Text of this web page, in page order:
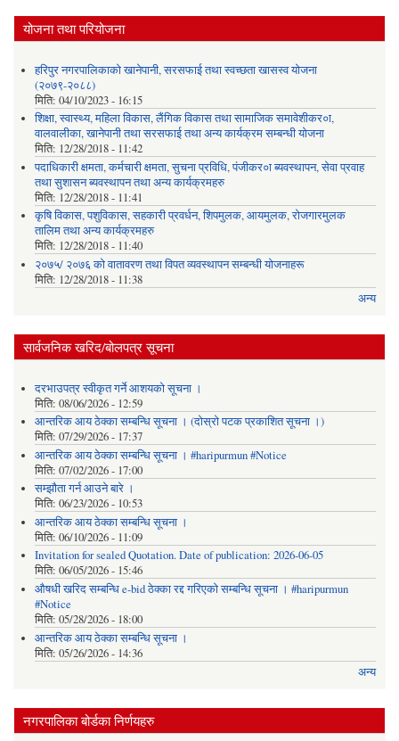
योजना तथा परियोजना
हरिपुर नगरपालिकाको खानेपानी, सरसफाई तथा स्वच्छता खासस्व योजना
(२०७९-२०८८)
मिति: 04/10/2023 - 16:15
शिक्षा, स्वास्थ्य, महिला विकास, लैंगिक विकास तथा सामाजिक समावेशीकर०ा,
वालवालीका, खानेपानी तथा सरसफाई तथा अन्य कार्यक्रम सम्बन्धी योजना
मिति: 12/28/2018 - 11:42
पदाधिकारी क्षमता, कर्मचारी क्षमता, सुचना प्रविधि, पंजीकर०ा ब्यवस्थापन, सेवा प्रवाह
तथा सुशासन ब्यवस्थापन तथा अन्य कार्यक्रमहरु
मिति: 12/28/2018 - 11:41
कृषि विकास, पशुविकास, सहकारी प्रवर्धन, शिपमुलक, आयमुलक, रोजगारमुलक
तालिम तथा अन्य कार्यक्रमहरु
मिति: 12/28/2018 - 11:40
२०७५/ २०७६ को वातावरण तथा विपत व्यवस्थापन सम्बन्धी योजनाहरू
मिति: 12/28/2018 - 11:38
अन्य
सार्वजनिक खरिद/बोलपत्र सूचना
दरभाउपत्र स्वीकृत गर्ने आशयको सूचना ।
मिति: 08/06/2026 - 12:59
आन्तरिक आय ठेक्का सम्बन्धि सूचना । (दोस्रो पटक प्रकाशित सूचना ।)
मिति: 07/29/2026 - 17:37
आन्तरिक आय ठेक्का सम्बन्धि सूचना । #haripurmun #Notice
मिति: 07/02/2026 - 17:00
सम्झौता गर्न आउने बारे ।
मिति: 06/23/2026 - 10:53
आन्तरिक आय ठेक्का सम्बन्धि सूचना ।
मिति: 06/10/2026 - 11:09
Invitation for sealed Quotation. Date of publication: 2026-06-05
मिति: 06/05/2026 - 15:46
औषधी खरिद सम्बन्धि e-bid ठेक्का रद्द गरिएको सम्बन्धि सूचना । #haripurmun
#Notice
मिति: 05/28/2026 - 18:00
आन्तरिक आय ठेक्का सम्बन्धि सूचना ।
मिति: 05/26/2026 - 14:36
अन्य
नगरपालिका बोर्डका निर्णयहरु